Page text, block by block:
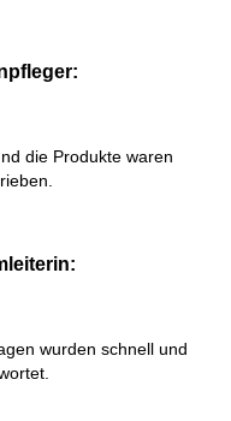
die Produkte waren
wurden schnell und